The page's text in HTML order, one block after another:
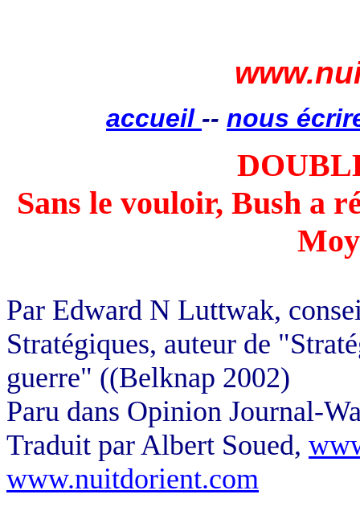
accueil -- nous
Sans le vouloir, Bush a
Par Edward N Luttwak,
Stratégiques, auteur de
guerre" ((Belknap 2002)
Paru dans Opinion Journal-
Traduit par Albert Soued,
www.nuitdorient.com